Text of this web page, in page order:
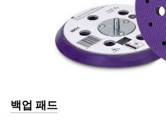
Distributor
Shop User -
application or
백업 패드